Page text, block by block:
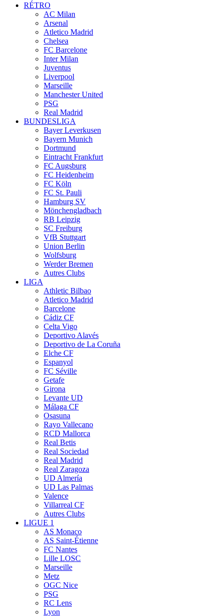
RÉTRO
AC Milan
Arsenal
Atletico Madrid
Chelsea
FC Barcelone
Inter Milan
Juventus
Liverpool
Marseille
Manchester United
PSG
Real Madrid
BUNDESLIGA
Bayer Leverkusen
Bayern Munich
Dortmund
Eintracht Frankfurt
FC Augsburg
FC Heidenheim
FC Köln
FC St. Pauli
Hamburg SV
Mönchengladbach
RB Leipzig
SC Freiburg
VfB Stuttgart
Union Berlin
Wolfsburg
Werder Bremen
Autres Clubs
LIGA
Athletic Bilbao
Atletico Madrid
Barcelone
Cádiz CF
Celta Vigo
Deportivo Alavés
Deportivo de La Coruña
Elche CF
Espanyol
FC Séville
Getafe
Girona
Levante UD
Málaga CF
Osasuna
Rayo Vallecano
RCD Mallorca
Real Betis
Real Sociedad
Real Madrid
Real Zaragoza
UD Almería
UD Las Palmas
Valence
Villarreal CF
Autres Clubs
LIGUE 1
AS Monaco
AS Saint-Étienne
FC Nantes
Lille LOSC
Marseille
Metz
OGC Nice
PSG
RC Lens
Lyon